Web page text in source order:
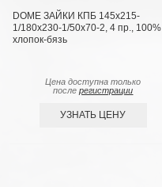
DOME ЗАЙКИ КПБ 145х215-
1/180х230-1/50х70-2, 4 пр., 100%
хлопок-бязь
Цена доступна только
послерегистрации
УЗНАТЬ ЦЕНУ